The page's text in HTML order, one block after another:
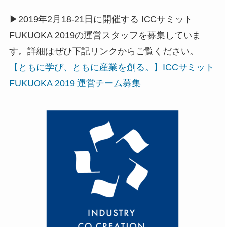
▶2019年2月18-21日に開催する ICCサミット
FUKUOKA 2019の運営スタッフを募集していま
す。詳細はぜひ下記リンクからご覧ください。
【ともに学び、ともに産業を創る。】ICCサミット
FUKUOKA 2019 運営チーム募集